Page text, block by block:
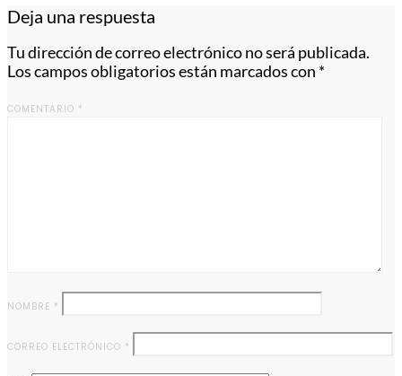
Deja una respuesta
Tu dirección de correo electrónico no será publicada.
Los campos obligatorios están marcados con *
COMENTARIO *
NOMBRE *
CORREO ELECTRÓNICO *